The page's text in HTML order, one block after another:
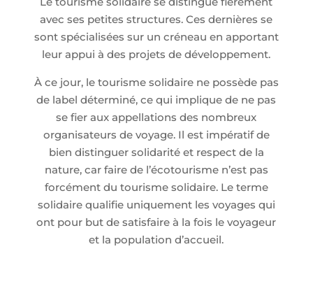
avec ses petites structures. Ces dernières se
sont spécialisées sur un créneau en apportant
leur appui à des projets de développement.
À ce jour, le tourisme solidaire ne possède pas
de label déterminé, ce qui implique de ne pas
se fier aux appellations des nombreux
organisateurs de voyage. Il est impératif de
bien distinguer solidarité et respect de la
nature, car faire de l’écotourisme n’est pas
forcément du tourisme solidaire. Le terme
solidaire qualifie uniquement les voyages qui
ont pour but de satisfaire à la fois le voyageur
et la population d’accueil.